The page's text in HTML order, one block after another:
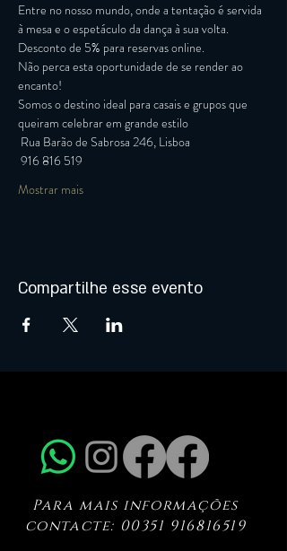
Entre no nosso mundo, onde a tentação é servida
à mesa e o espetáculo da dança à sua volta.
Desconto de 5% para reservas online.
Não perca esta oportunidade de se render ao
encanto!
Somos o destino ideal para casais e grupos que
queiram celebrar em grande estilo
Rua Barão de Sabrosa 246, Lisboa
916 816 519
Mostrar mais
Compartilhe esse evento
Para mais informações
contacte: 00351 916816519